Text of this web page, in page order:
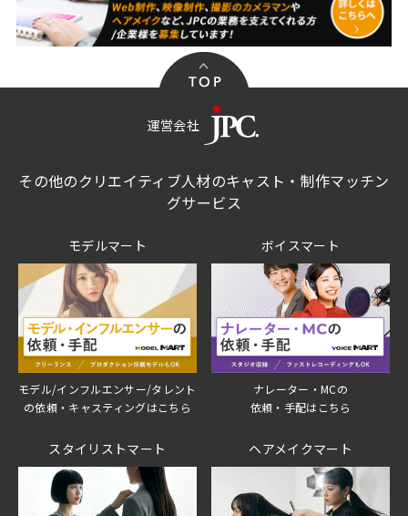
運営会社
その他のクリエイティブ人材のキャスト・制作マッチン
グサービス
モデルマート
モデル/インフルエンサー/タレント
の依頼・キャスティングはこちら
ボイスマート
ナレーター・MCの
依頼・手配はこちら
スタイリストマート ヘアメイクマート